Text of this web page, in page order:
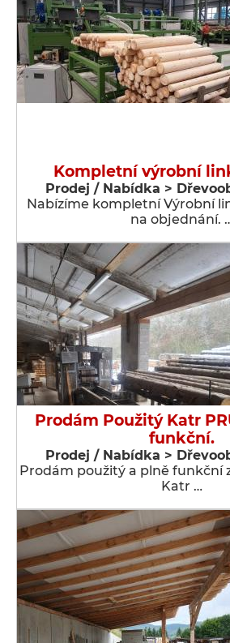
Kompletní výrobní
Prodej / Nabídka >
Nabízíme kompletní Výrobní
na objednání.
Prodám Použitý Katr
funkční.
Prodej / Nabídka >
Prodám použitý a plně funkční
Katr …